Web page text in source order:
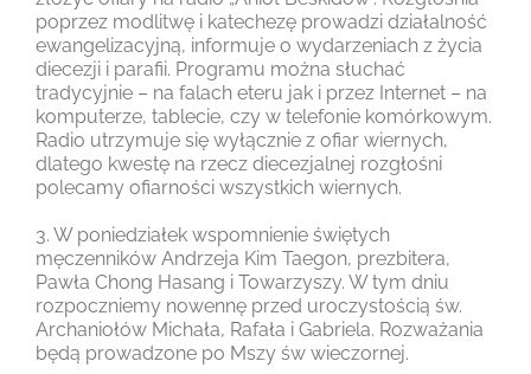
poprzez modlitwę i katechezę prowadzi działalność
ewangelizacyjną, informuje o wydarzeniach z życia
diecezji i parafii. Programu można słuchać
tradycyjnie – na falach eteru jak i przez Internet – na
komputerze, tablecie, czy w telefonie komórkowym.
Radio utrzymuje się wyłącznie z ofiar wiernych,
dlatego kwestę na rzecz diecezjalnej rozgłośni
polecamy ofiarności wszystkich wiernych.
3. W poniedziałek wspomnienie świętych
męczenników Andrzeja Kim Taegon, prezbitera,
Pawła Chong Hasang i Towarzyszy. W tym dniu
rozpoczniemy nowennę przed uroczystością św.
Archaniołów Michała, Rafała i Gabriela. Rozważania
będą prowadzone po Mszy św wieczornej.